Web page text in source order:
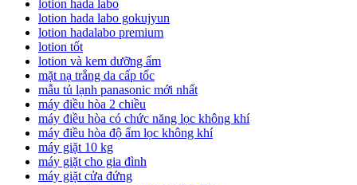
lotion hada labo
lotion hada labo gokujyun
lotion hadalabo premium
lotion tốt
lotion và kem dưỡng ẩm
mặt nạ trắng da cấp tốc
mẫu tủ lạnh panasonic mới nhất
máy điều hòa 2 chiều
máy điều hòa có chức năng lọc không khí
máy điều hòa độ ẩm lọc không khí
máy giặt 10 kg
máy giặt cho gia đình
máy giặt cửa đứng